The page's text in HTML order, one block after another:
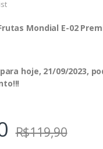
Mondial E-02
hoje, 21/09/2023,
R$119,90